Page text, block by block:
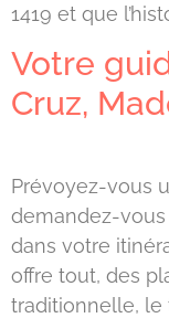
1419 et que
Votre
Cruz,
Prévoyez-vous
demandez-vous
dans votre
offre tout, des
traditionnelle, le